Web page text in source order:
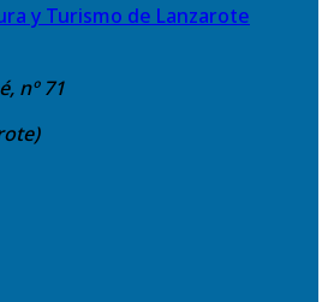
y Turismo de Lanzarote
nº 71